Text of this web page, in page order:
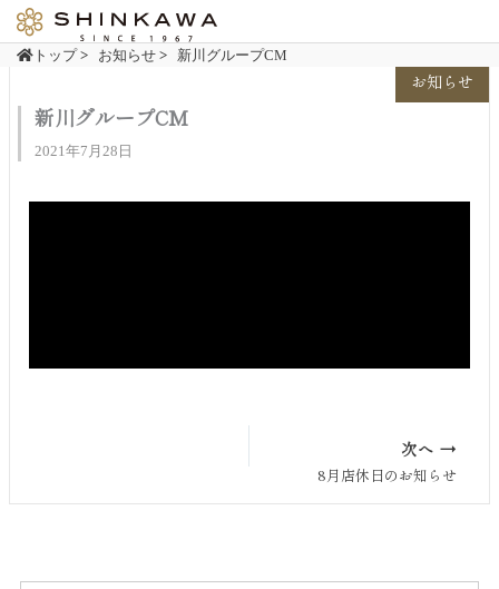
容
トップ> お知らせ> 新川グループCM
お知らせ
新川グループCM
2021年7月28日
次へ →
8月店休日のお知らせ